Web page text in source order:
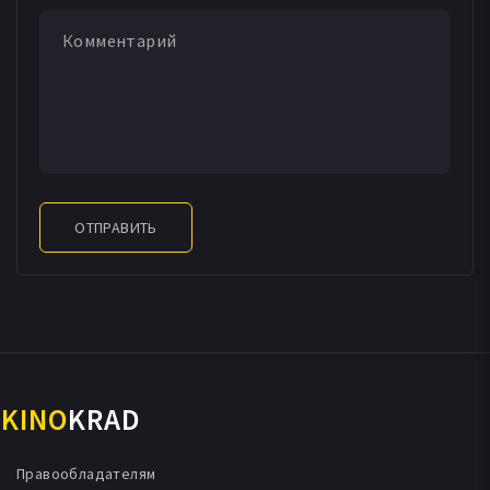
ОТПРАВИТЬ
KINOKRAD
Правообладателям